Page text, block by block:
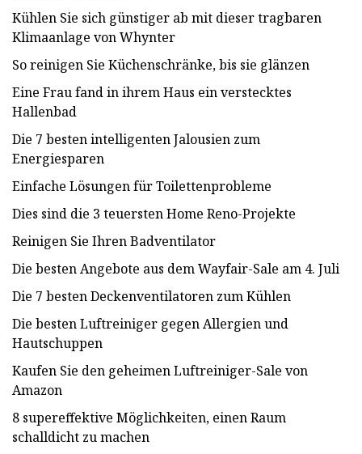
Kühlen Sie sich günstiger ab mit dieser tragbaren
Klimaanlage von Whynter
So reinigen Sie Küchenschränke, bis sie glänzen
Eine Frau fand in ihrem Haus ein verstecktes
Hallenbad
Die 7 besten intelligenten Jalousien zum
Energiesparen
Einfache Lösungen für Toilettenprobleme
Dies sind die 3 teuersten Home Reno-Projekte
Reinigen Sie Ihren Badventilator
Die besten Angebote aus dem Wayfair-Sale am 4. Juli
Die 7 besten Deckenventilatoren zum Kühlen
Die besten Luftreiniger gegen Allergien und
Hautschuppen
Kaufen Sie den geheimen Luftreiniger-Sale von
Amazon
8 supereffektive Möglichkeiten, einen Raum
schalldicht zu machen